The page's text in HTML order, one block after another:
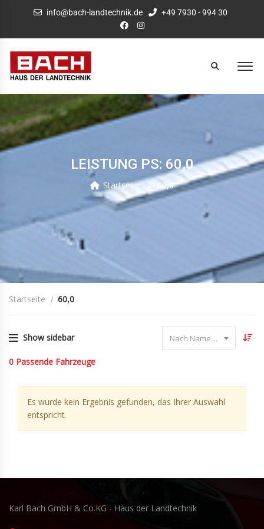
info@bach-landtechnik.de +49 7930 - 994 30
LEISTUNG PS: 60,0
Startseite 60,0
Startseite 60,0
Show sidebar Nach Name sortieren
0 Passende Fahrzeuge
Es wurde kein Ergebnis gefunden, das Ihrer Auswahl
entspricht.
Karl Bach GmbH & Co.KG - Haus der Landtechnik